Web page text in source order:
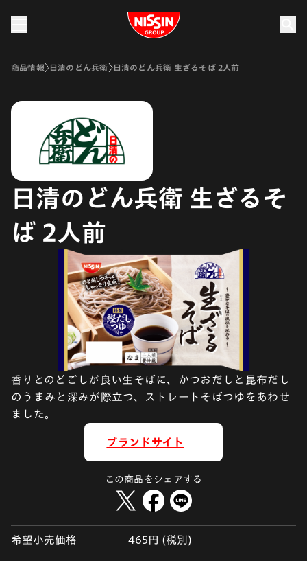
Nissin Group
商品情報 日清のどん兵衛 日清のどん兵衛 生ざるそば 2人前
日清のどん兵衛 生ざるそ
ば 2人前
香りとのどごしが良い生そばに、かつおだしと昆布だし
のうまみと深みが際立つ、ストレートそばつゆをあわせ
ました。
ブランドサイト
この商品をシェアする
希望小売価格 465円 (税別)